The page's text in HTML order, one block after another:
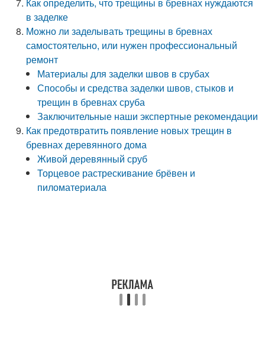
в заделке
Можно ли заделывать трещины в бревнах
самостоятельно, или нужен профессиональный
ремонт
Материалы для заделки швов в срубах
Способы и средства заделки швов, стыков и
трещин в бревнах сруба
Заключительные наши экспертные рекомендации
Как предотвратить появление новых трещин в
бревнах деревянного дома
Живой деревянный сруб
Торцевое растрескивание брёвен и
пиломатериала